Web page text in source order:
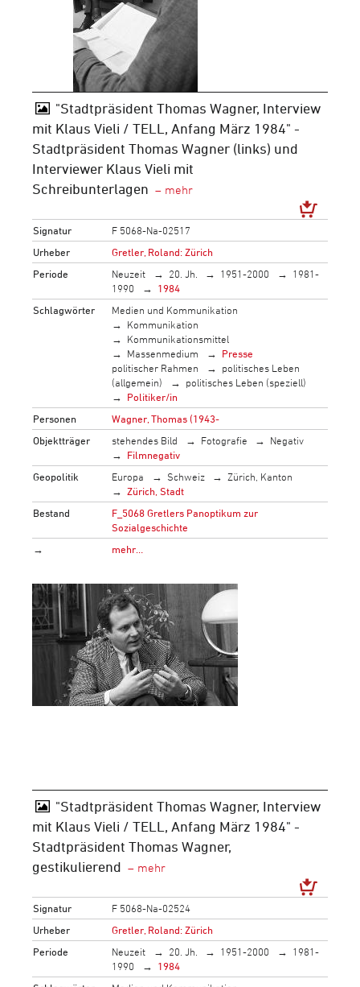
"Stadtpräsident Thomas Wagner, Interview
mit Klaus Vieli / TELL, Anfang März 1984" -
Stadtpräsident Thomas Wagner (links) und
Interviewer Klaus Vieli mit
Schreibunterlagen
Signatur
F 5068-Na-02517
Urheber
Gretler, Roland: Zürich
Periode
Neuzeit 20. Jh. 1951-2000
1981-
1990
1984
Schlagwörter
Medien und Kommunikation
Kommunikation
Kommunikationsmittel
Massenmedium
Presse
politischer Rahmen
politisches Leben
(allgemein)
politisches Leben (speziell)
Politiker/in
Personen
Wagner, Thomas (1943-
Objektträger
stehendes Bild Fotografie
Negativ
Filmnegativ
Geopolitik
Europa Schweiz
Zürich, Kanton
Zürich, Stadt
Bestand
F_5068 Gretlers Panoptikum zur
Sozialgeschichte
→
mehr…
"Stadtpräsident Thomas Wagner, Interview
mit Klaus Vieli / TELL, Anfang März 1984" -
Stadtpräsident Thomas Wagner,
gestikulierend
Signatur
F 5068-Na-02524
Urheber
Gretler, Roland: Zürich
Periode
Neuzeit 20. Jh. 1951-2000
1981-
1990
1984